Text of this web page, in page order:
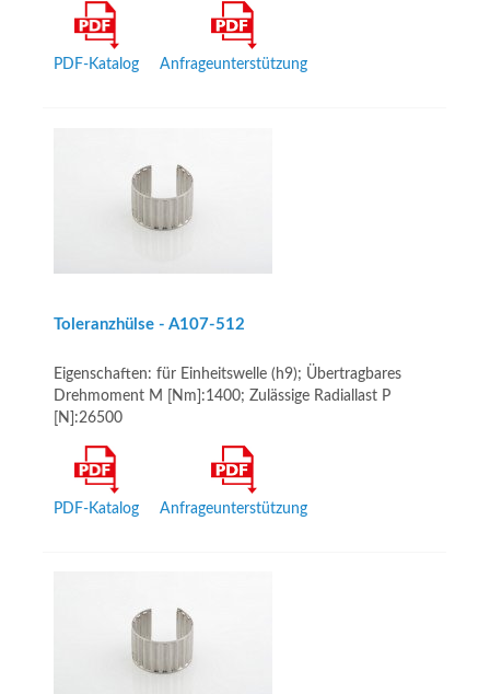
PDF-Katalog Anfrageunterstützung
Toleranzhülse - A107-512
Eigenschaften: für Einheitswelle (h9); Übertragbares
Drehmoment M [Nm]:1400; Zulässige Radiallast P
[N]:26500
PDF-Katalog Anfrageunterstützung